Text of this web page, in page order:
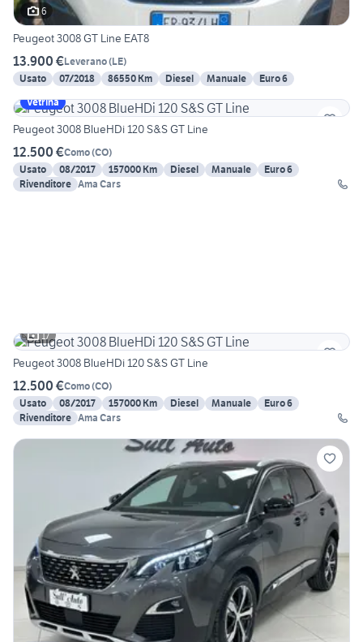
6
Peugeot 3008 GT Line EAT8
13.900 €Leverano(LE)
Usato
07/2018 86550 Km Diesel Manuale
Euro 6
Vetrina
Peugeot 3008 BlueHDi 120 S&S GT Line
12.500 €Como(CO)
Usato
08/2017 157000 Km Diesel Manuale
Euro 6
Rivenditore Ama Cars
17
Peugeot 3008 BlueHDi 120 S&S GT Line
12.500 €Como(CO)
Usato
08/2017 157000 Km Diesel Manuale
Euro 6
Rivenditore Ama Cars